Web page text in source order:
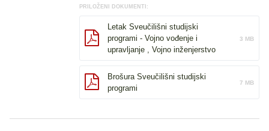
PRILOŽENI DOKUMENTI:
Letak Sveučilišni studijski
programi - Vojno vođenje i
upravljanje , Vojno inženjerstvo
3 MB
Brošura Sveučilišni studijski
programi
7 MB